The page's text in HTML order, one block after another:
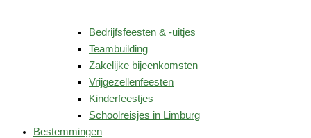
Bedrijfsfeesten & -uitjes
Teambuilding
Zakelijke bijeenkomsten
Vrijgezellenfeesten
Kinderfeestjes
Schoolreisjes in Limburg
Bestemmingen